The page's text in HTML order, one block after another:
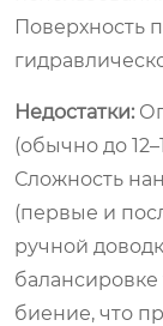
Поверхность
Недостатки:
(обычно до
Сложность
(первые и
ручной
биение, что